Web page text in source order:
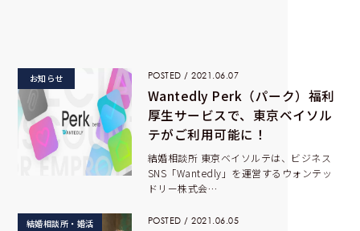
お知らせ POSTED / 2021.06.07
Wantedly Perk（パーク）福利
厚生サービスで、東京ベイソル
テがご利用可能に！
結婚相談所 東京ベイソルテは、ビジネス
SNS「Wantedly」を運営するウォンテッ
ドリー株式会…
結婚相談所・婚活 POSTED / 2021.06.05